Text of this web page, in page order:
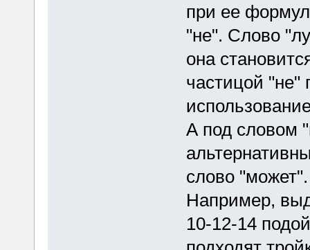
при ее
"не". Слово
она
частицой "не"
А под словом
слово "может".
Например,
10-12-14